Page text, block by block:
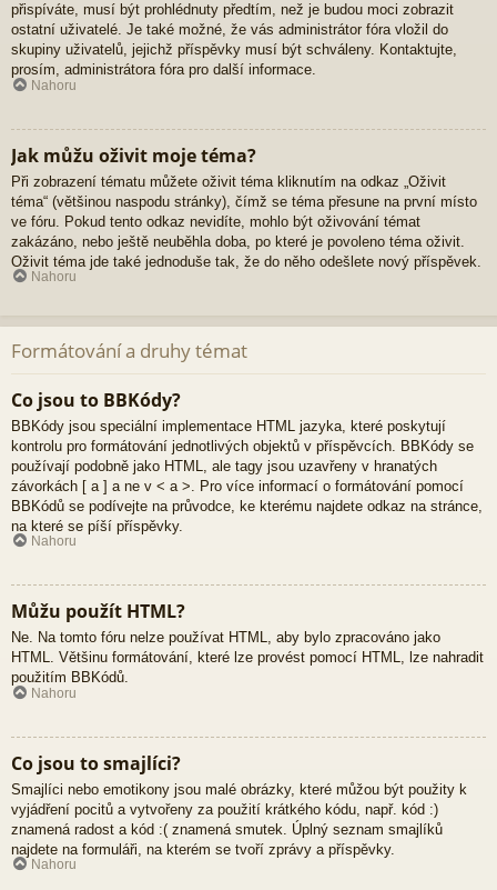
přispíváte, musí být prohlédnuty předtím, než je budou moci zobrazit
ostatní uživatelé. Je také možné, že vás administrátor fóra vložil do
skupiny uživatelů, jejichž příspěvky musí být schváleny. Kontaktujte,
prosím, administrátora fóra pro další informace.
Nahoru
Jak můžu oživit moje téma?
Při zobrazení tématu můžete oživit téma kliknutím na odkaz „Oživit
téma“ (většinou naspodu stránky), čímž se téma přesune na první místo
ve fóru. Pokud tento odkaz nevidíte, mohlo být oživování témat
zakázáno, nebo ještě neuběhla doba, po které je povoleno téma oživit.
Oživit téma jde také jednoduše tak, že do něho odešlete nový příspěvek.
Nahoru
Formátování a druhy témat
Co jsou to BBKódy?
BBKódy jsou speciální implementace HTML jazyka, které poskytují
kontrolu pro formátování jednotlivých objektů v příspěvcích. BBKódy se
používají podobně jako HTML, ale tagy jsou uzavřeny v hranatých
závorkách [ a ] a ne v < a >. Pro více informací o formátování pomocí
BBKódů se podívejte na průvodce, ke kterému najdete odkaz na stránce,
na které se píší příspěvky.
Nahoru
Můžu použít HTML?
Ne. Na tomto fóru nelze používat HTML, aby bylo zpracováno jako
HTML. Většinu formátování, které lze provést pomocí HTML, lze nahradit
použitím BBKódů.
Nahoru
Co jsou to smajlíci?
Smajlíci nebo emotikony jsou malé obrázky, které můžou být použity k
vyjádření pocitů a vytvořeny za použití krátkého kódu, např. kód :)
znamená radost a kód :( znamená smutek. Úplný seznam smajlíků
najdete na formuláři, na kterém se tvoří zprávy a příspěvky.
Nahoru